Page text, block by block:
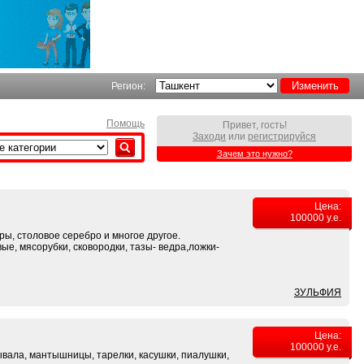
Регион:
Привет, гость!
Заходи или регистрируйся
Зачем это нужно?
Помощь
столовое серебро и многое другое.
мясорубки, сковородки, тазы- ведра,ложки-
Цена:
100000 у.е.
ЗУЛЬФИЯ
мантышницы, тарелки, касушки, пиалушки,
Цена:
100000 у.е.